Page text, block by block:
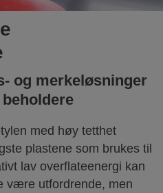
og merkeløsninger
med høy tetthet
plastene som brukes til
lav overflateenergi kan
være utfordrende, men